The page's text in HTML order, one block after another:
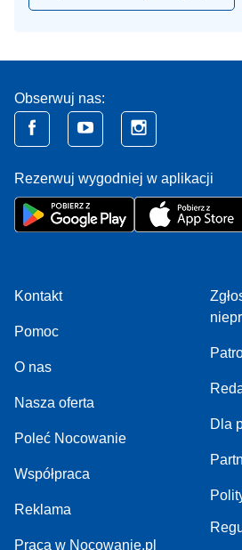
Obserwuj nas:
Rezerwuj wygodniej w aplikacji
Kontakt
Pomoc
O nas
Nasza oferta
Poleć Nocowanie
Współpraca
Reklama
Praca w Nocowanie.pl
Dla